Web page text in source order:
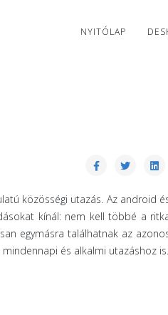
NYITÓLAP
közösségi utazás. Az android
kínál: nem kell többé a
egymásra találhatnak az
és alkalmi utazáshoz is.